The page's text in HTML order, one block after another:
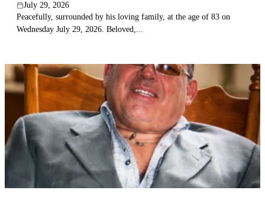
July 29, 2026
Peacefully, surrounded by his loving family, at the age of 83 on
Wednesday July 29, 2026. Beloved,...